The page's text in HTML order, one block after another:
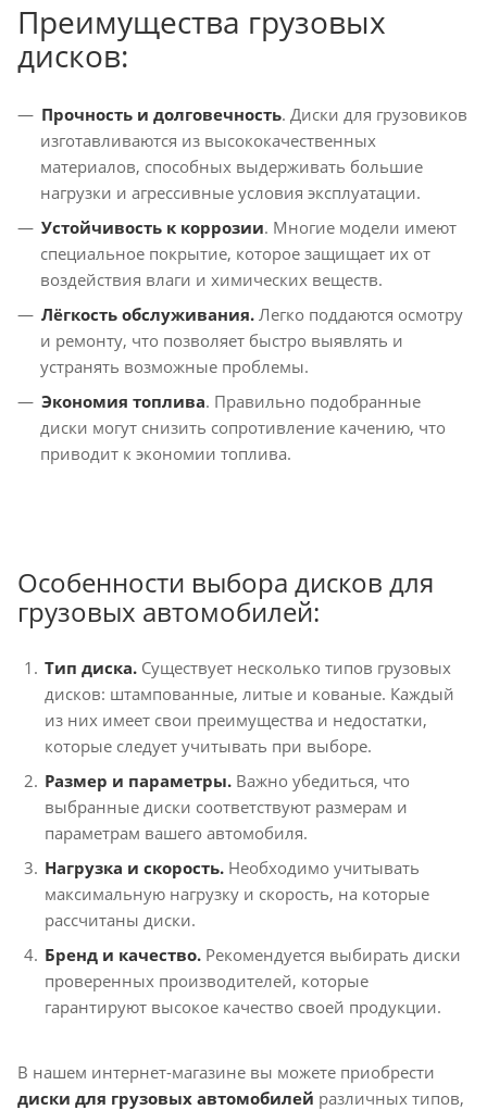
Преимущества грузовых
дисков:
Прочность и долговечность. Диски для грузовиков
изготавливаются из высококачественных
материалов, способных выдерживать большие
нагрузки и агрессивные условия эксплуатации.
Устойчивость к коррозии. Многие модели имеют
специальное покрытие, которое защищает их от
воздействия влаги и химических веществ.
Лёгкость обслуживания. Легко поддаются осмотру
и ремонту, что позволяет быстро выявлять и
устранять возможные проблемы.
Экономия топлива. Правильно подобранные
диски могут снизить сопротивление качению, что
приводит к экономии топлива.
Особенности выбора дисков для
грузовых автомобилей:
Тип диска. Существует несколько типов грузовых
дисков: штампованные, литые и кованые. Каждый
из них имеет свои преимущества и недостатки,
которые следует учитывать при выборе.
Размер и параметры. Важно убедиться, что
выбранные диски соответствуют размерам и
параметрам вашего автомобиля.
Нагрузка и скорость. Необходимо учитывать
максимальную нагрузку и скорость, на которые
рассчитаны диски.
Бренд и качество. Рекомендуется выбирать диски
проверенных производителей, которые
гарантируют высокое качество своей продукции.
В нашем интернет-магазине вы можете приобрести
диски для грузовых автомобилей различных типов,